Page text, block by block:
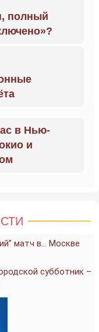
полный
в Нью-
и
матч в… Москве
субботник –